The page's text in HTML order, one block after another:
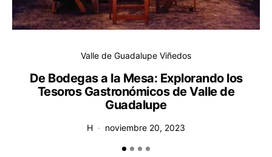
Valle de Guadalupe Viñedos
De Bodegas a la Mesa: Explorando los
Tesoros Gastronómicos de Valle de
Guadalupe
H noviembre 20, 2023